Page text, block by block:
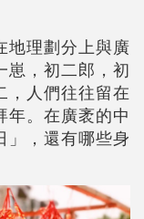
地理劃分上與廣
崽，初二郎，初
，人們往往留在
年。在廣袤的中
」，還有哪些身